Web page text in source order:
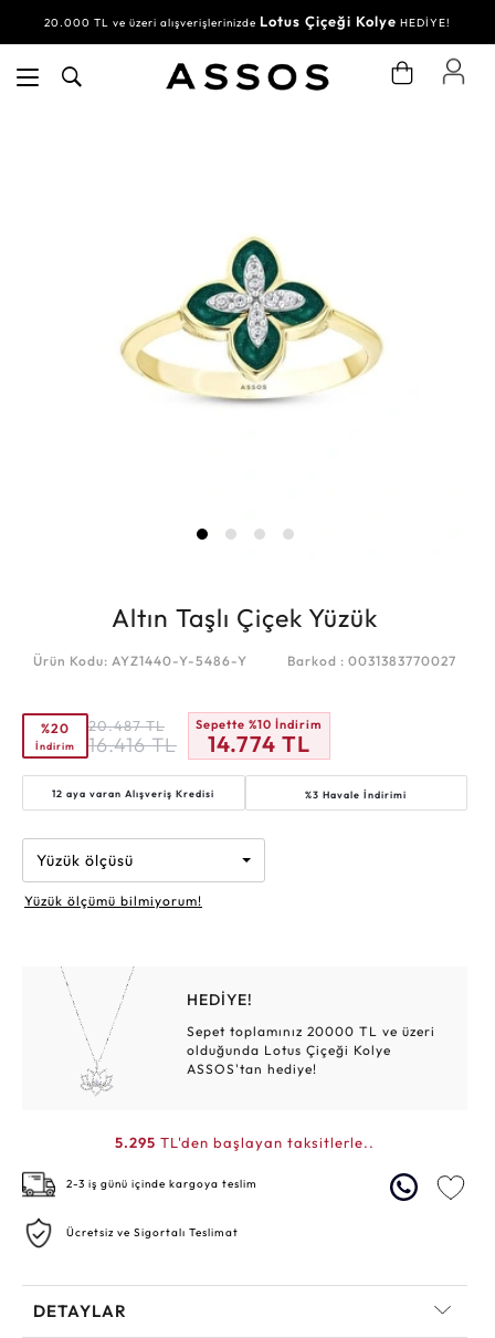
20.000 TL ve üzeri alışverişlerinizde Lotus Çiçeği Kolye HEDİYE!
Altın Taşlı Çiçek Yüzük
Ürün Kodu: AYZ1440-Y-5486-Y Barkod : 0031383770027
%20
İndirim
20.487 TL
16.416 TL
Sepette %10 İndirim
14.774 TL
12 aya varanAlışveriş Kredisi %3 Havale İndirimi
Yüzük ölçüsü
Yüzük ölçümü bilmiyorum!
HEDİYE!
Sepet toplamınız 20000 TL ve üzeri
olduğunda Lotus Çiçeği Kolye
ASSOS'tan hediye!
5.295 TL'den başlayan taksitlerle..
2-3 iş günü içinde kargoya teslim
Ücretsiz ve Sigortalı Teslimat
DETAYLAR